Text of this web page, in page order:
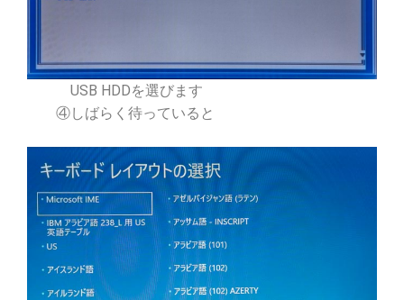
USB HDDを選びます
④しばらく待っていると